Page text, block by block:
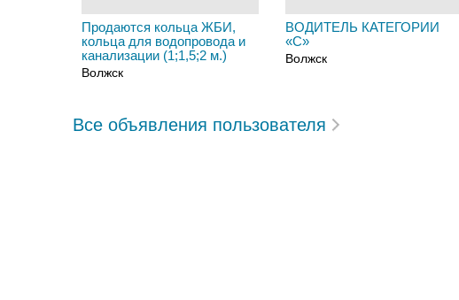
Продаются кольца ЖБИ,
кольца для водопровода и
канализации (1;1,5;2 м.)
Волжск
ВОДИТЕЛЬ КАТЕГОРИИ
«C»
Волжск
Все объявления пользователя